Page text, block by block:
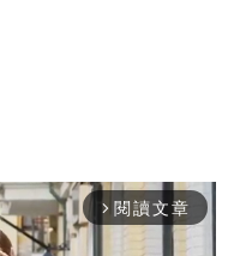
arrow_forward_ios 閱讀文章